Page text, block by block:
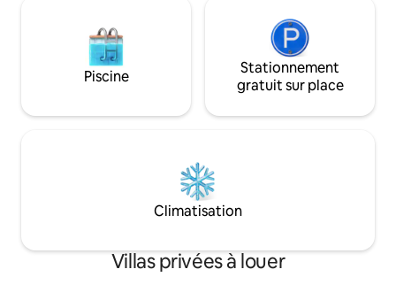
Piscine
Stationnement
gratuit sur place
Climatisation
Villas privées à louer